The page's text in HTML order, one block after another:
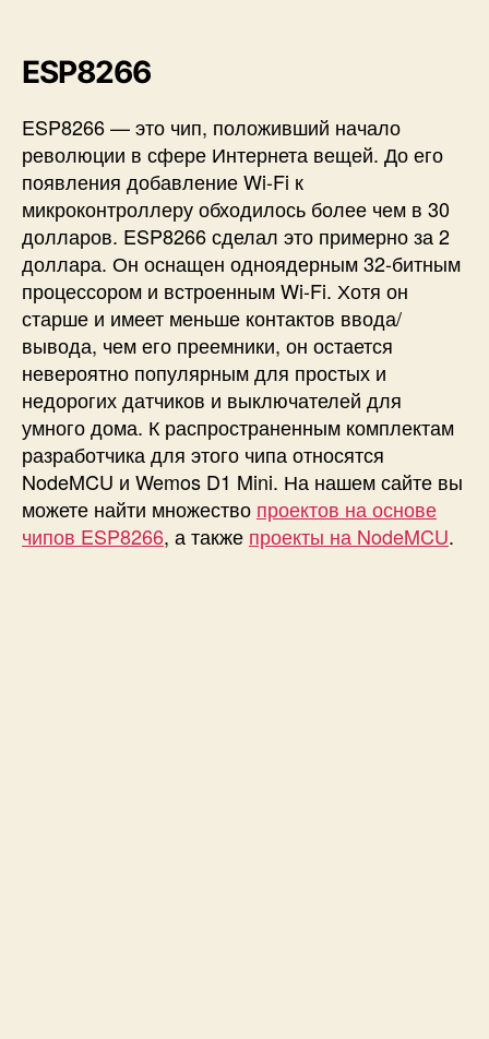
ESP8266
ESP8266 — это чип, положивший начало
революции в сфере Интернета вещей. До его
появления добавление Wi-Fi к
микроконтроллеру обходилось более чем в 30
долларов. ESP8266 сделал это примерно за 2
доллара. Он оснащен одноядерным 32-битным
процессором и встроенным Wi-Fi. Хотя он
старше и имеет меньше контактов ввода/
вывода, чем его преемники, он остается
невероятно популярным для простых и
недорогих датчиков и выключателей для
умного дома. К распространенным комплектам
разработчика для этого чипа относятся
NodeMCU и Wemos D1 Mini. На нашем сайте вы
можете найти множество проектов на основе
чипов ESP8266, а также проекты на NodeMCU.